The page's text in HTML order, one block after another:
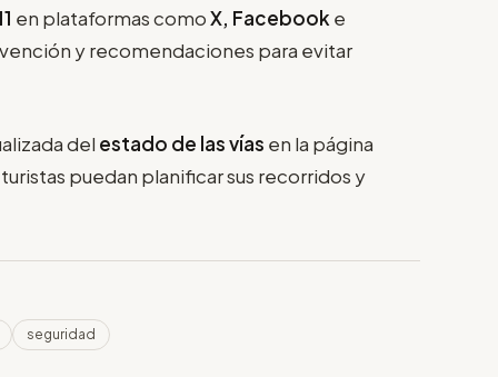
en plataformas comoX, Facebook e
y recomendaciones para evitar
del estado de las vías en la página
puedan planificar sus recorridos y
seguridad